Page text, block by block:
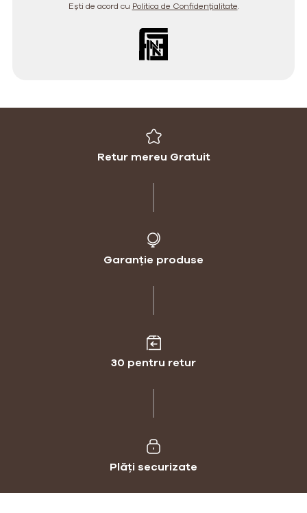
Ești de acord cu Politica de Confidențialitate.
Retur mereu Gratuit
Garanție produse
30 pentru retur
Plăți securizate